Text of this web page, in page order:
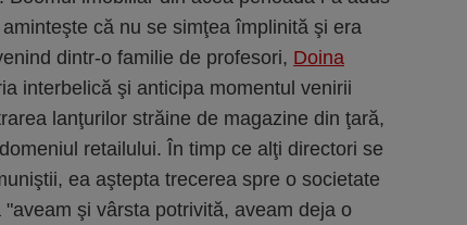
că nu se simţea împlinită şi era
dintr-o familie de profesori, Doina
interbelică şi anticipa momentul venirii
lanţurilor străine de magazine din ţară,
retailului. În timp ce alţi directori se
ea aştepta trecerea spre o societate
şi vârsta potrivită, aveam deja o